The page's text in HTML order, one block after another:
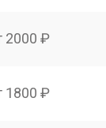
2000 ₽
1800 ₽